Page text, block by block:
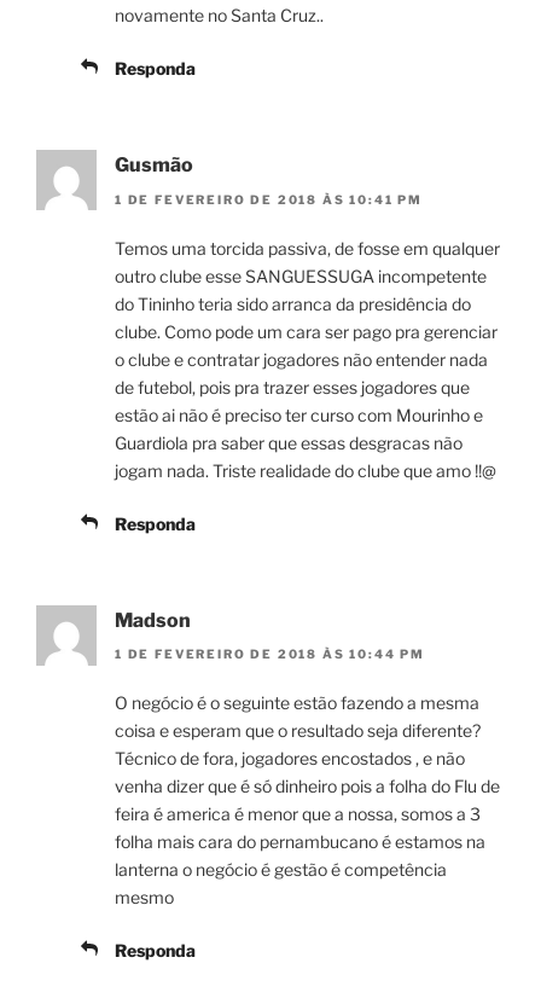
novamente no Santa Cruz..
Responda
Gusmão
1 DE FEVEREIRO DE 2018 ÀS 10:41 PM
Temos uma torcida passiva, de fosse em qualquer
outro clube esse SANGUESSUGA incompetente
do Tininho teria sido arranca da presidência do
clube. Como pode um cara ser pago pra gerenciar
o clube e contratar jogadores não entender nada
de futebol, pois pra trazer esses jogadores que
estão ai não é preciso ter curso com Mourinho e
Guardiola pra saber que essas desgracas não
jogam nada. Triste realidade do clube que amo !!@
Responda
Madson
1 DE FEVEREIRO DE 2018 ÀS 10:44 PM
O negócio é o seguinte estão fazendo a mesma
coisa e esperam que o resultado seja diferente?
Técnico de fora, jogadores encostados , e não
venha dizer que é só dinheiro pois a folha do Flu de
feira é america é menor que a nossa, somos a 3
folha mais cara do pernambucano é estamos na
lanterna o negócio é gestão é competência
mesmo
Responda